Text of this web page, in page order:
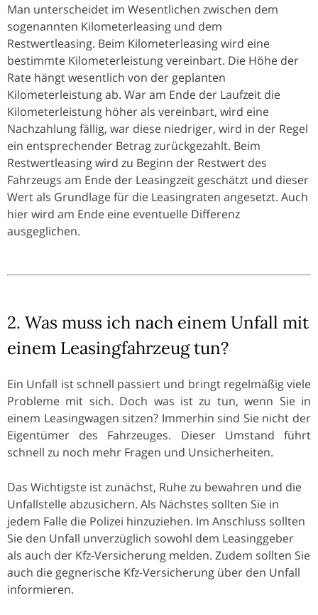
Man unterscheidet im Wesentlichen zwischen dem
sogenannten Kilometerleasing und dem
Restwertleasing. Beim Kilometerleasing wird eine
bestimmte Kilometerleistung vereinbart. Die Höhe der
Rate hängt wesentlich von der geplanten
Kilometerleistung ab. War am Ende der Laufzeit die
Kilometerleistung höher als vereinbart, wird eine
Nachzahlung fällig, war diese niedriger, wird in der Regel
ein entsprechender Betrag zurückgezahlt. Beim
Restwertleasing wird zu Beginn der Restwert des
Fahrzeugs am Ende der Leasingzeit geschätzt und dieser
Wert als Grundlage für die Leasingraten angesetzt. Auch
hier wird am Ende eine eventuelle Differenz
ausgeglichen.
2. Was muss ich nach einem Unfall mit
einem Leasingfahrzeug tun?
Ein Unfall ist schnell passiert und bringt regelmäßig viele
Probleme mit sich. Doch was ist zu tun, wenn Sie in
einem Leasingwagen sitzen? Immerhin sind Sie nicht der
Eigentümer des Fahrzeuges. Dieser Umstand führt
schnell zu noch mehr Fragen und Unsicherheiten.
Das Wichtigste ist zunächst, Ruhe zu bewahren und die
Unfallstelle abzusichern. Als Nächstes sollten Sie in
jedem Falle die Polizei hinzuziehen. Im Anschluss sollten
Sie den Unfall unverzüglich sowohl dem Leasinggeber
als auch der Kfz-Versicherung melden. Zudem sollten Sie
auch die gegnerische Kfz-Versicherung über den Unfall
informieren.